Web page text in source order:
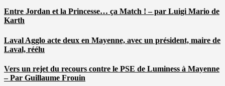
Entre Jordan et la Princesse… ça Match ! – par Luigi Mario de
Karth
Laval Agglo acte deux en Mayenne, avec un président, maire de
Laval, réélu
Vers un rejet du recours contre le PSE de Luminess à Mayenne
– Par Guillaume Frouin